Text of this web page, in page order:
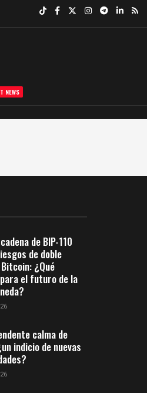
NEWS
de BIP-110
de doble
¿Qué
el futuro de la
calma de
indicio de nuevas